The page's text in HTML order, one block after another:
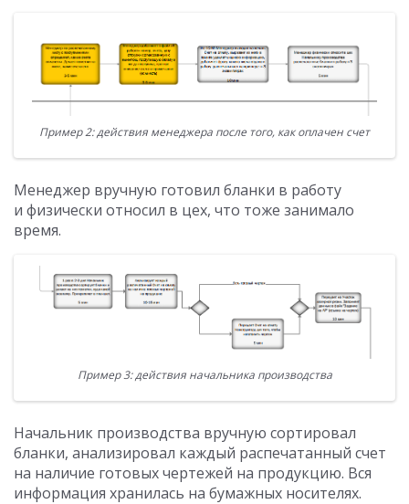
Пример 2: действия менеджера после того, как оплачен счет
Менеджер вручную готовил бланки в работу
и физически относил в цех, что тоже занимало
время.
Пример 3: действия начальника производства
Начальник производства вручную сортировал
бланки, анализировал каждый распечатанный счет
на наличие готовых чертежей на продукцию. Вся
информация хранилась на бумажных носителях.